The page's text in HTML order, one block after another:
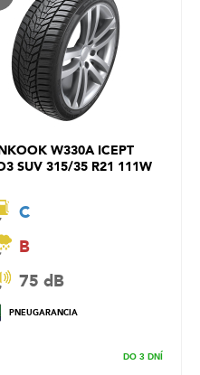
W330A ICEPT
SUV 315/35 R21 111W
C
B
75 dB
PNEUGARANCIA
DO 3 DNÍ